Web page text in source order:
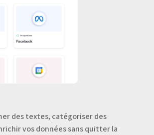
des textes, catégoriser des
vos données sans quitter la